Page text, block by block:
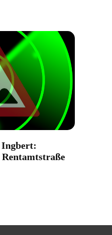
Ingbert: